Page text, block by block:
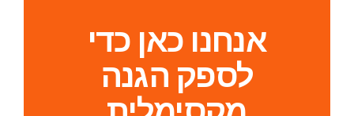
אנחנו כאן כדי
לספק הגנה